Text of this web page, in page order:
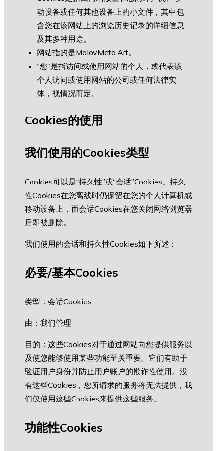
动设备或任何其他设备上的小文件，其中包
含您在该网站上的浏览历史记录的详细信息
及其多种用途。
网站指的是MalovMeta.Art。
“您”是指访问或使用网站的个人，或代表该
个人访问或使用网站的公司或任何法律实
体，视情况而定。
Cookies的使用
我们使用的Cookies类型
Cookies可以是“持久性”或“会话”Cookies。持久
性Cookies在您离线时仍保留在您的个人计算机或
移动设备上，而会话Cookies在您关闭网络浏览器
后即被删除。
我们使用的会话和持久性Cookies如下所述：
必要/基本Cookies
类型：会话Cookies
由：我们管理
目的：这些Cookies对于通过网站向您提供服务以
及使您能够使用某些功能至关重要。它们有助于
验证用户身份并防止用户账户的欺诈性使用。没
有这些Cookies，您所请求的服务将无法提供，我
们仅使用这些Cookies来提供这些服务。
功能性Cookies